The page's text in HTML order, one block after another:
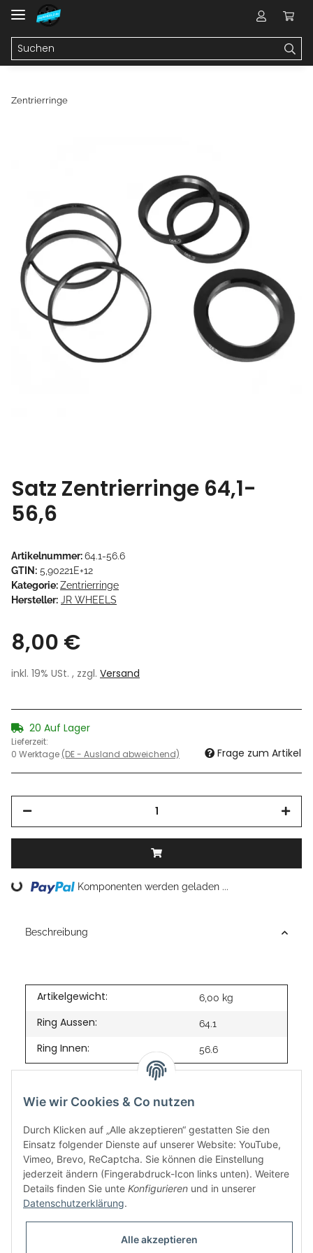
Zentrierringe
Satz Zentrierringe 64,1-
56,6
Artikelnummer:64.1-56.6
GTIN: 5,90221E+12
Kategorie:Zentrierringe
Hersteller: JR WHEELS
8,00 €
inkl. 19% USt. , zzgl. Versand
20 Auf Lager
Lieferzeit:
0 Werktage (DE - Ausland abweichend) Frage zum Artikel
Loading... Komponenten werden geladen ...
Beschreibung
Artikelgewicht: 6,00 kg
Ring Aussen: 64.1
Ring Innen: 56.6
Wie wir Cookies & Co nutzen
Durch Klicken auf „Alle akzeptieren“ gestatten Sie den
Einsatz folgender Dienste auf unserer Website: YouTube,
Vimeo, Brevo, ReCaptcha. Sie können die Einstellung
jederzeit ändern (Fingerabdruck-Icon links unten). Weitere
Details finden Sie unte Konfigurieren und in unserer
Datenschutzerklärung.
Alle akzeptieren